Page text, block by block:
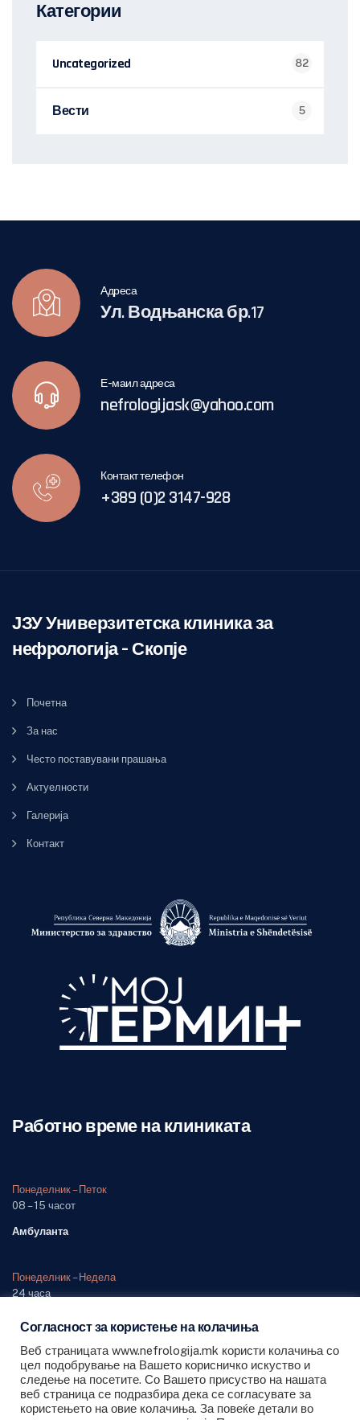
Категории
Uncategorized 82
Вести 5
Адреса
Ул. Водњанска бр.17
Е-маил адреса
nefrologijask@yahoo.com
Контакт телефон
+389 (0)2 3147-928
ЈЗУ Универзитетска клиника за
нефрологија – Скопје
Почетна
За нас
Често поставувани прашања
Актуелности
Галерија
Контакт
Работно време на клиниката
Понеделник – Петок
08 – 15 часот
Амбуланта
Понеделник – Недела
24 часа
Одделение (дежурна служба)
Согласност за користење на колачиња
Веб страницата www.nefrologija.mk користи колачиња со
цел подобрување на Вашето корисничко искуство и
следење на посетите. Со Вашето присуство на нашата
веб страница се подразбира дека се согласувате за
користењето на овие колачиња. За повеќе детали во